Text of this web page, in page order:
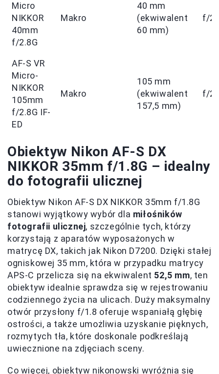
Micro
NIKKOR
40mm
f/2.8G
Makro
40 mm
(ekwiwalent
60 mm)
f/
AF-S VR
Micro-
NIKKOR
105mm
f/2.8G IF-
ED
Makro
105 mm
(ekwiwalent
157,5 mm)
f/
Obiektyw Nikon AF-S DX
NIKKOR 35mm f/1.8G – idealny
do fotografii ulicznej
Obiektyw Nikon AF-S DX NIKKOR 35mm f/1.8G
stanowi wyjątkowy wybór dla miłośników
fotografii ulicznej, szczególnie tych, którzy
korzystają z aparatów wyposażonych w
matrycę DX, takich jak Nikon D7200. Dzięki stałej
ogniskowej 35 mm, która w przypadku matrycy
APS-C przelicza się na ekwiwalent 52,5 mm, ten
obiektyw idealnie sprawdza się w rejestrowaniu
codziennego życia na ulicach. Duży maksymalny
otwór przysłony f/1.8 oferuje wspaniałą głębię
ostrości, a także umożliwia uzyskanie pięknych,
rozmytych tła, które doskonale podkreślają
uwiecznione na zdjęciach sceny.
Co więcej, obiektyw nikonowski wyróżnia się